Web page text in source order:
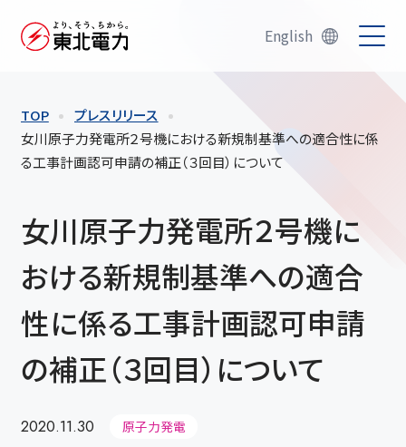
English
TOP
プレスリリース
女川原子力発電所２号機における新規制基準への適合性に係
る工事計画認可申請の補正（３回目）について
女川原子力発電所２号機に
おける新規制基準への適合
性に係る工事計画認可申請
の補正（３回目）について
2020.11.30 原子力発電